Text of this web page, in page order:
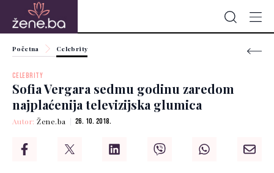
Početna Celebrity
CELEBRITY
Sofia Vergara sedmu godinu zaredom
najplaćenija televizijska glumica
Autor:Žene.ba 26. 10. 2018.